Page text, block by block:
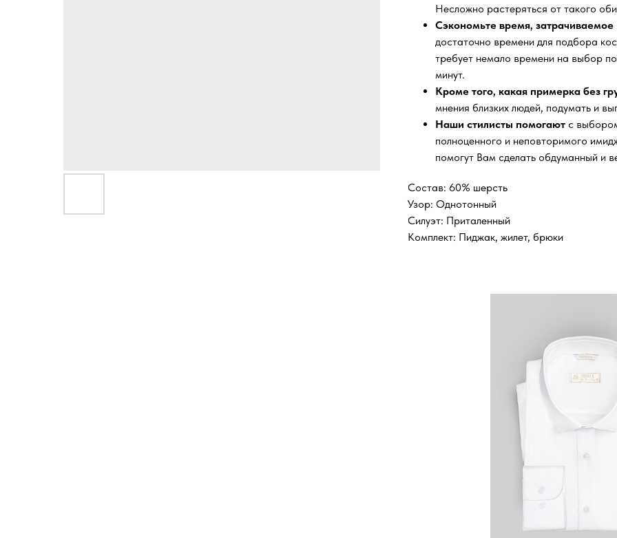
Несложно растеряться от такого
Сэкономьте время,
достаточно времени для подбора
требует немало времени на выбор
минут.
Кроме того, какая примерка без
мнения близких людей, подумать и
Наши стилисты помогают с
полноценного и неповторимого
помогут Вам сделать обдуманный и
Состав: 60% шерсть
Узор: Однотонный
Силуэт: Приталенный
Комплект: Пиджак, жилет, брюки